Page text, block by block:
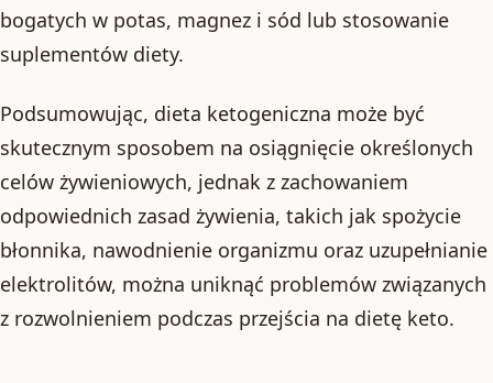
bogatych w potas, magnez i sód lub stosowanie
suplementów diety.
Podsumowując, dieta ketogeniczna może być
skutecznym sposobem na osiągnięcie określonych
celów żywieniowych, jednak z zachowaniem
odpowiednich zasad żywienia, takich jak spożycie
błonnika, nawodnienie organizmu oraz uzupełnianie
elektrolitów, można uniknąć problemów związanych
z rozwolnieniem podczas przejścia na dietę keto.